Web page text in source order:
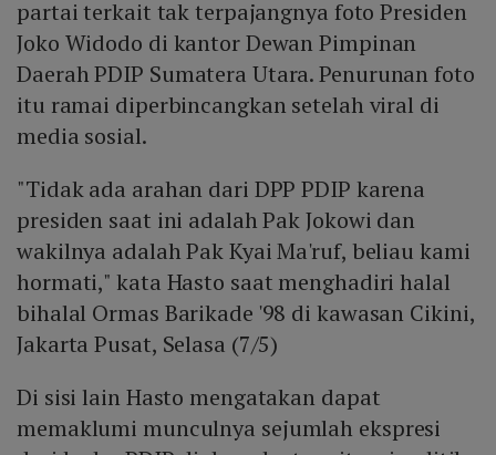
partai terkait tak terpajangnya foto Presiden
Joko Widodo di kantor Dewan Pimpinan
Daerah PDIP Sumatera Utara. Penurunan foto
itu ramai diperbincangkan setelah viral di
media sosial.
"Tidak ada arahan dari DPP PDIP karena
presiden saat ini adalah Pak Jokowi dan
wakilnya adalah Pak Kyai Ma'ruf, beliau kami
hormati," kata Hasto saat menghadiri halal
bihalal Ormas Barikade '98 di kawasan Cikini,
Jakarta Pusat, Selasa (7/5)
Di sisi lain Hasto mengatakan dapat
memaklumi munculnya sejumlah ekspresi